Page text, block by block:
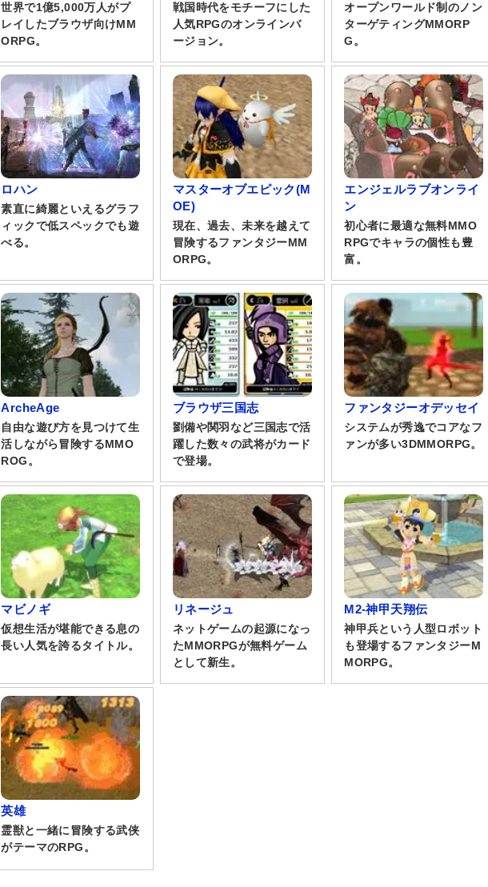
世界で1億5,000万人がプ
レイしたブラウザ向けMM
ORPG。
戦国時代をモチーフにした
人気RPGのオンラインバ
ージョン。
オープンワールド制のノン
ターゲティングMMORP
G。
ロハン
素直に綺麗といえるグラフ
ィックで低スペックでも遊
べる。
マスターオブエピック(M
OE)
現在、過去、未来を越えて
冒険するファンタジーMM
ORPG。
エンジェルラブオンライ
ン
初心者に最適な無料MMO
RPGでキャラの個性も豊
富。
ArcheAge
自由な遊び方を見つけて生
活しながら冒険するMMO
ROG。
ブラウザ三国志
劉備や関羽など三国志で活
躍した数々の武将がカード
で登場。
ファンタジーオデッセイ
システムが秀逸でコアなフ
ァンが多い3DMMORPG。
マビノギ
仮想生活が堪能できる息の
長い人気を誇るタイトル。
リネージュ
ネットゲームの起源になっ
たMMORPGが無料ゲーム
として新生。
M2-神甲天翔伝
神甲兵という人型ロボット
も登場するファンタジーM
MORPG。
英雄
霊獣と一緒に冒険する武侠
がテーマのRPG。